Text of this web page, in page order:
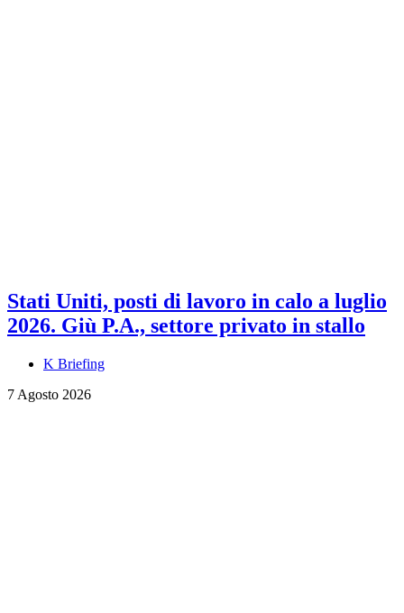
Stati Uniti, posti di lavoro in calo a luglio
2026. Giù P.A., settore privato in stallo
K Briefing
7 Agosto 2026